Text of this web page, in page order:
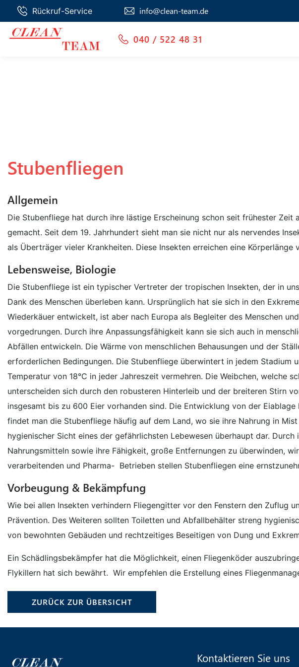
Rückruf-Service info@clean-team.de
040 / 522 48 31
Stubenfliegen
Allgemein
Die Stubenfliege hat durch ihre lästige Erscheinung schon seit frühester Zeit
gemacht. Seit dem 19. Jahrhundert sieht man sie nicht nur als nervendes
als Überträger vieler Krankheiten. Diese Insekten erreichen eine Körperlänge
Lebensweise, Biologie
Die Stubenfliege ist ein typischer Vertreter der tropischen Insekten, der in
Dank des Menschen überleben kann. Ursprünglich hat sie sich in den
Wiederkäuer entwickelt, ist aber nach Europa als Begleiter des Menschen
vorgedrungen. Durch ihre Anpassungsfähigkeit kann sie sich auch in
Abfällen entwickeln. Die Wärme von menschlichen Behausungen und der
erforderlichen Bedingungen. Die Stubenfliege überwintert in jedem Stadium
Temperatur von 18°C in jeder Jahreszeit vermehren. Die Weibchen, welche
unterscheiden sich durch den robusteren Hinterleib und der breiteren Stirn
insgesamt bis zu 600 Eier vorhanden sind. Die Entwicklung von der
findet man die Stubenfliege häufig auf dem Land, wo sie ihre Nahrung in
hygienischer Sicht eines der gefährlichsten Lebewesen überhaupt dar.
Nahrungsmitteln sowie ihre Fähigkeit, große Entfernungen zu überwinden,
verarbeitenden und Pharma- Betrieben stellen Stubenfliegen eine
Vorbeugung & Bekämpfung
Wie bei allen Insekten verhindern Fliegengitter vor den Fenstern den
Prävention. Des Weiteren sollten Toiletten und Abfallbehälter streng
von bewohnten Gebäuden und rechtzeitiges Beseitigen von Dung und
Ein Schädlingsbekämpfer hat die Möglichkeit, einen Fliegenköder
Flykillern hat sich bewährt. Wir empfehlen die Erstellung eines
ZURÜCK ZUR ÜBERSICHT
Kontaktieren Sie uns